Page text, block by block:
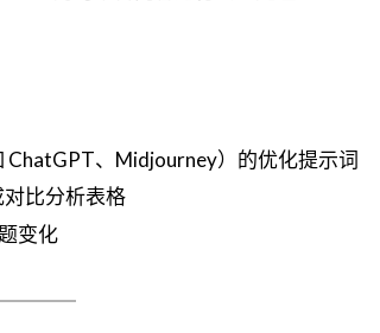
ChatGPT、Midjourney）的优化提示词
比分析表格
变化